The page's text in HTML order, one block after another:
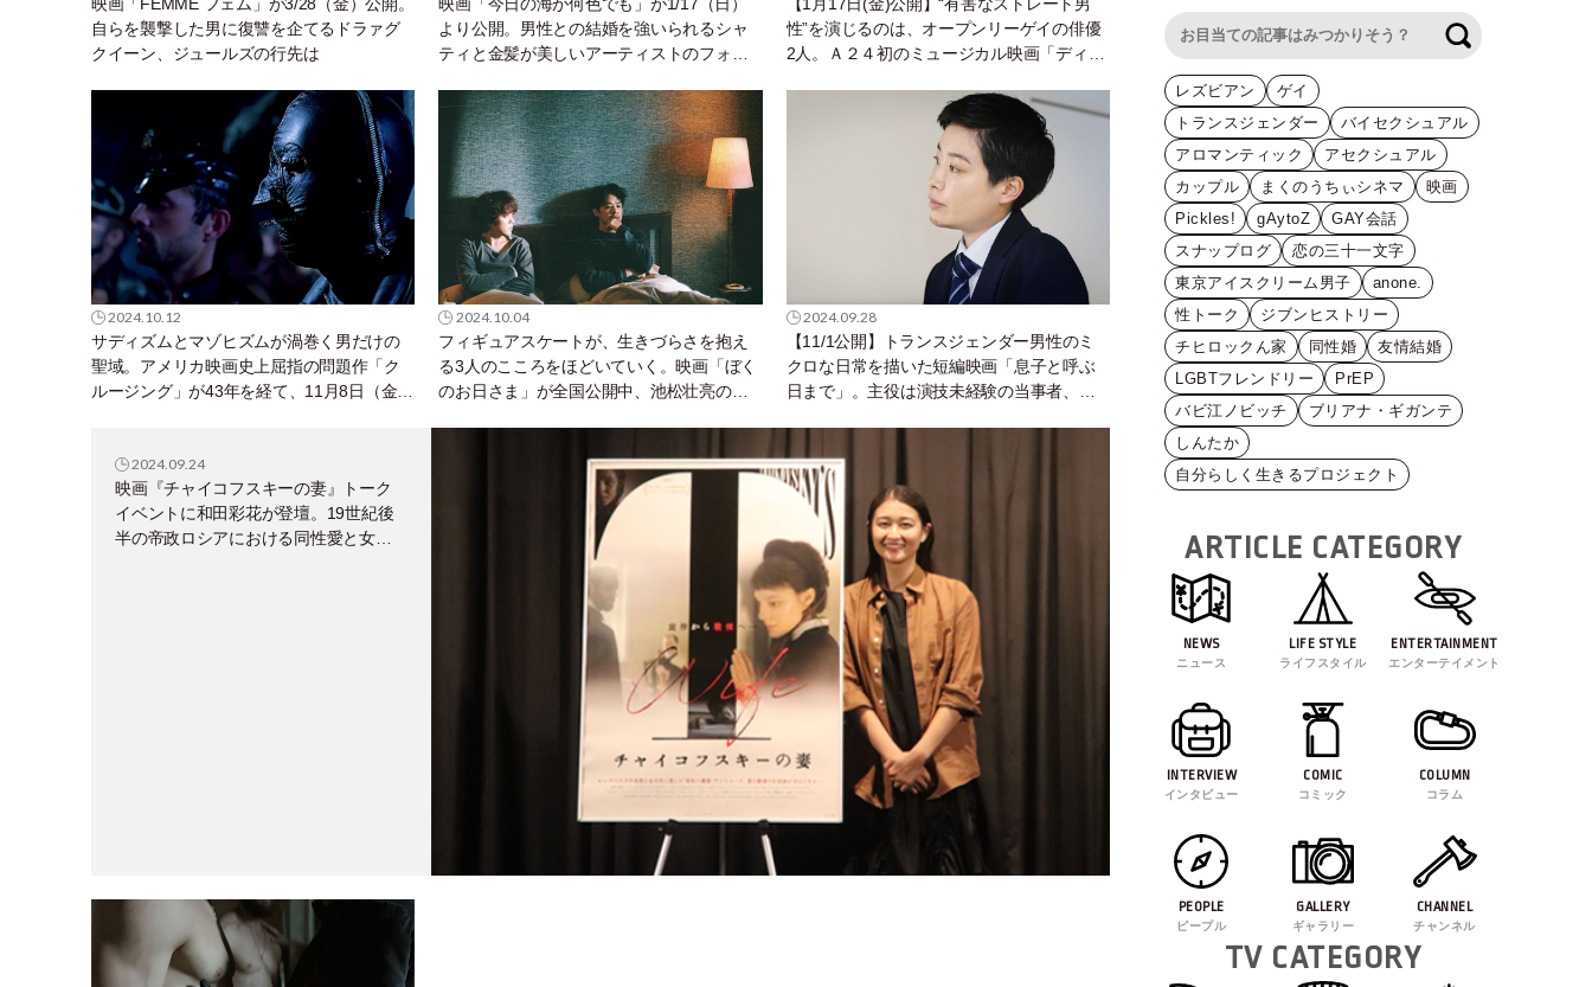
映画「FEMME フェム」が3/28（金）公開。
自らを襲撃した男に復讐を企てるドラァグ
クイーン、ジュールズの行先は
映画「今日の海が何色でも」が1/17（日）
より公開。男性との結婚を強いられるシャ
ティと金髪が美しいアーティストのフォン
【1⽉17⽇(⾦)公開】“有害なストレート男
性”を演じるのは、オープンリーゲイの俳優
2人。Ａ２４初のミュージカル映画「ディッ
2024.10.12
サディズムとマゾヒズムが渦巻く男だけの
聖域。アメリカ映画史上屈指の問題作「ク
ルージング」が43年を経て、11月8日（金）
2024.10.04
フィギュアスケートが、生きづらさを抱え
る3人のこころをほどいていく。映画「ぼく
のお日さま」が全国公開中、池松壮亮の恋
2024.09.28
【11/1公開】トランスジェンダー男性のミ
クロな日常を描いた短編映画「息子と呼ぶ
日まで」。主役は演技未経験の当事者、合
2024.09.24
映画『チャイコフスキーの妻』トーク
イベントに和田彩花が登壇。19世紀後
半の帝政ロシアにおける同性愛と女性
レズビアン
ゲイ
トランスジェンダー
バイセクシュアル
アロマンティック
アセクシュアル
カップル
まくのうちぃシネマ
映画
Pickles!
gAytoZ
GAY会話
スナップログ
恋の三十一文字
東京アイスクリーム男子
anone.
性トーク
ジブンヒストリー
チヒロックん家
同性婚
友情結婚
LGBTフレンドリー
PrEP
バビ江ノビッチ
ブリアナ・ギガンテ
しんたか
自分らしく生きるプロジェクト
ARTICLE CATEGORY
NEWS
ニュース
LIFE STYLE
ライフスタイル
ENTERTAINMENT
エンターテイメント
INTERVIEW
インタビュー
COMIC
コミック
COLUMN
コラム
PEOPLE
ピープル
GALLERY
ギャラリー
CHANNEL
チャンネル
TV CATEGORY